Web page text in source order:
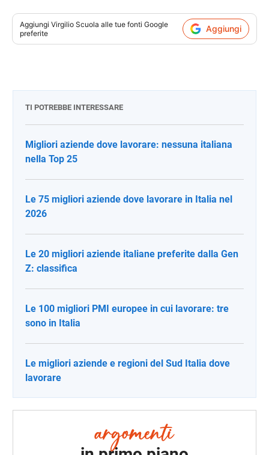
Aggiungi Virgilio Scuola alle tue fonti Google
preferite
Aggiungi
TI POTREBBE INTERESSARE
Migliori aziende dove lavorare: nessuna italiana
nella Top 25
Le 75 migliori aziende dove lavorare in Italia nel
2026
Le 20 migliori aziende italiane preferite dalla Gen
Z: classifica
Le 100 migliori PMI europee in cui lavorare: tre
sono in Italia
Le migliori aziende e regioni del Sud Italia dove
lavorare